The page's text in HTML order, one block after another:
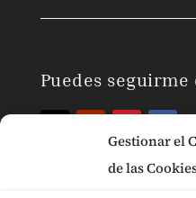
Gestionar el
de las
Puedes seguirme